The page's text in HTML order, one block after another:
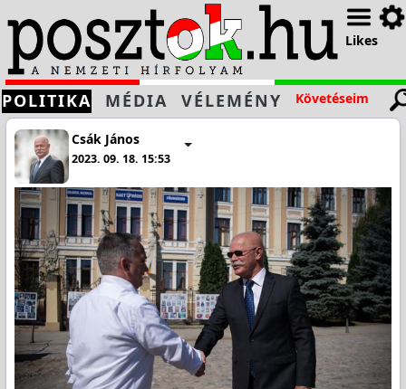
Likes
POLITIKA MÉDIA VÉLEMÉNY Követéseim
Csák János
2023. 09. 18. 15:53